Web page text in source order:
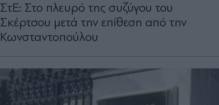
ΣτΕ: Στο πλευρό της συζύγου του
Σκέρτσου μετά την επίθεση από την
Κωνσταντοπούλου